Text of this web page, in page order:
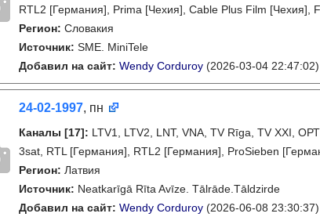
RTL2 [Германия], Prima [Чехия], Cable Plus Film [Чехия],
Регион: Словакия
Источник: SME. MiniTele
Добавил на сайт: Wendy Corduroy (2026-03-04 22:47:02)
24-02-1997, пн
Каналы [17]: LTV1, LTV2, LNT, VNA, TV Rīga, TV XXI,
3sat, RTL [Германия], RTL2 [Германия], ProSieben
Регион: Латвия
Источник: Neatkarīgā Rīta Avīze. Tālrāde.Tāldzirde
Добавил на сайт: Wendy Corduroy (2026-06-08 23:30:37)